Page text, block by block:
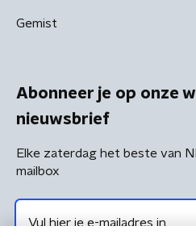
Gemist
Abonneer je op onze
nieuwsbrief
Elke zaterdag het beste van
mailbox